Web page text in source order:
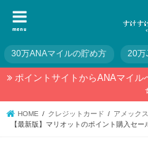
menu
30万ANAマイルの貯め方 20万
ポイントサイトからANAマイル
HOME クレジットカード
アメック
【最新版】マリオットのポイント購入セ